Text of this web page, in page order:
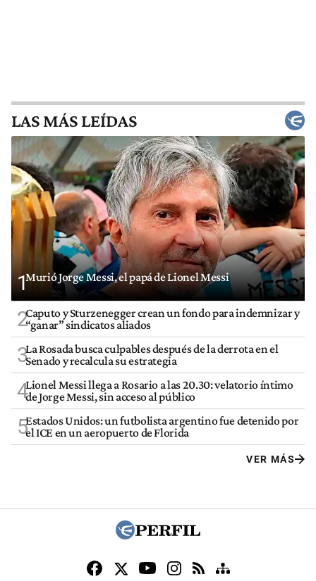
LAS MÁS LEÍDAS
1Murió Jorge Messi, el papá de Lionel Messi
2Caputo y Sturzenegger crean un fondo para indemnizar y
“ganar” sindicatos aliados
3La Rosada busca culpables después de la derrota en el
Senado y recalcula su estrategia
4Lionel Messi llega a Rosario a las 20.30: velatorio íntimo
de Jorge Messi, sin acceso al público
5Estados Unidos: un futbolista argentino fue detenido por
el ICE en un aeropuerto de Florida
VER MÁS